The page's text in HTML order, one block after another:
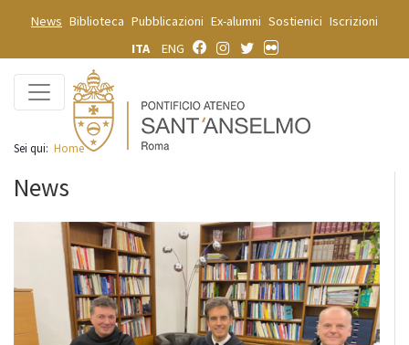
News Biblioteca Pubblicazioni Ex-alumni Sostienici Iscrizioni
ITA
ENG
Sei qui: Home
News